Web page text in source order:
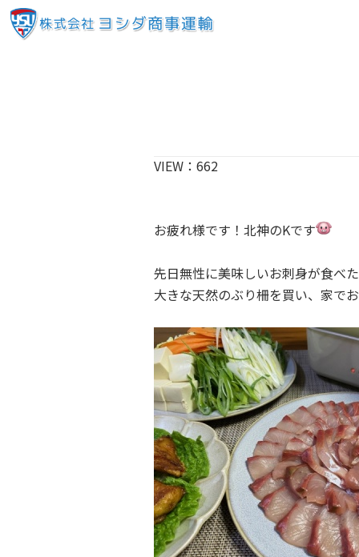
VIEW： 662
お疲れ様です！北神のKです
先日無性に美味しいお刺身が食べ
大きな天然のぶり柵を買い、家で